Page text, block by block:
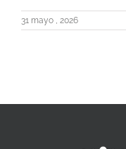
31 mayo , 2026